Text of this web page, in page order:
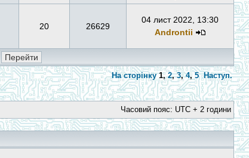
20 26629
04 лист 2022, 13:30
Androntii
На сторінку 1,2,3,4,5 Наступ.
Часовий пояс: UTC + 2 години